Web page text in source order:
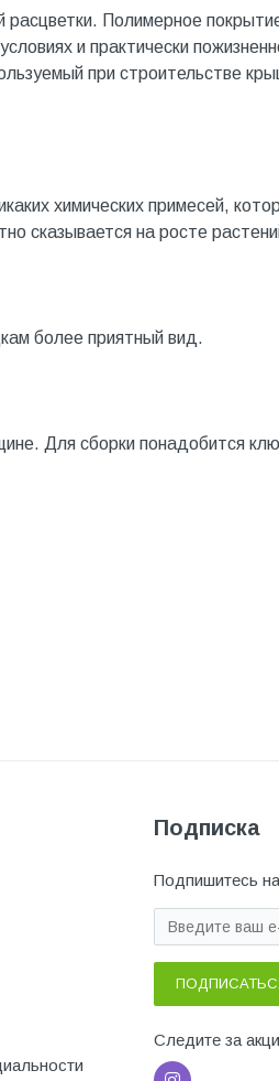
Полимерное
и практически
при строительстве
химических примесей,
сказывается на росте
более приятный вид.
Для сборки понадобится
Подписка
Подпишитесь
Следите за